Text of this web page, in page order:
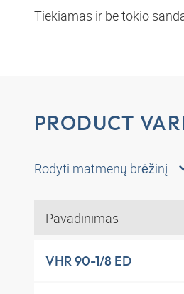
Tiekiamas ir be tokio
PRODUCT
Rodyti matmenų brėžinį
Pavadinimas
VHR 90-1/8 ED